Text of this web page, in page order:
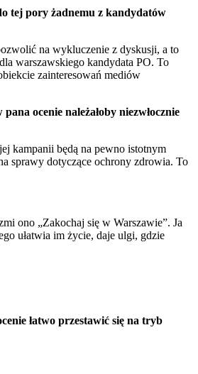
tej pory żadnemu z kandydatów
na wykluczenie z dyskusji, a to
warszawskiego kandydata PO. To
zainteresowań mediów
ocenie należałoby niezwłocznie
kampanii będą na pewno istotnym
sprawy dotyczące ochrony zdrowia. To
ono „Zakochaj się w Warszawie”. Ja
ułatwia im życie, daje ulgi, gdzie
łatwo przestawić się na tryb